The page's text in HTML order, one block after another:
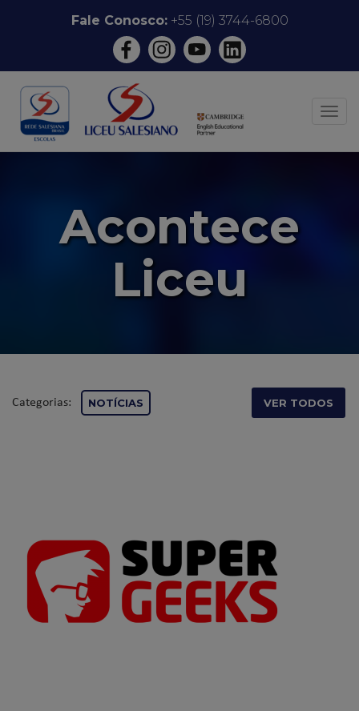
conteúdo
Fale Conosco:+55 (19) 3744-6800
Acontece
Liceu
Categorias: NOTÍCIAS VER TODOS